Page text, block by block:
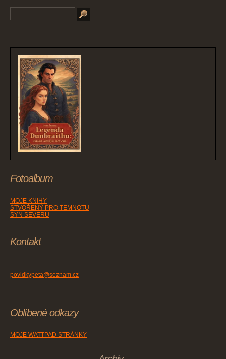
Fotoalbum
MOJE KNIHY
STVOŘENÝ PRO TEMNOTU
SYN SEVERU
Kontakt
povidkypeta@seznam.cz
Oblíbené odkazy
MOJE WATTPAD STRÁNKY